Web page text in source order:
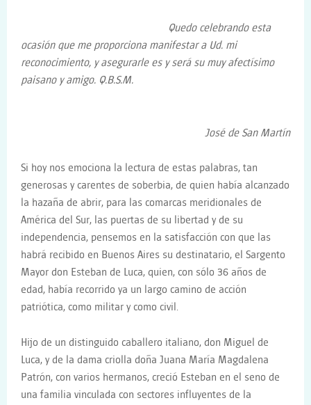
Quedo celebrando esta
ocasión que me proporciona manifestar a Ud. mi
reconocimiento, y asegurarle es y será su muy afectísimo
paisano y amigo. Q.B.S.M.
José de San Martín
Si hoy nos emociona la lectura de estas palabras, tan
generosas y carentes de soberbia, de quien había alcanzado
la hazaña de abrir, para las comarcas meridionales de
América del Sur, las puertas de su libertad y de su
independencia, pensemos en la satisfacción con que las
habrá recibido en Buenos Aires su destinatario, el Sargento
Mayor don Esteban de Luca, quien, con sólo 36 años de
edad, había recorrido ya un largo camino de acción
patriótica, como militar y como civil.
Hijo de un distinguido caballero italiano, don Miguel de
Luca, y de la dama criolla doña Juana María Magdalena
Patrón, con varios hermanos, creció Esteban en el seno de
una familia vinculada con sectores influyentes de la